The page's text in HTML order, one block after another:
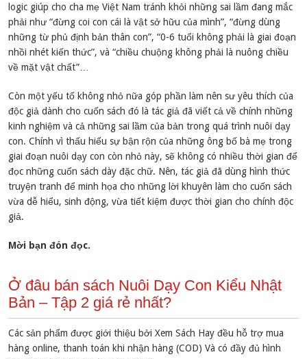
logic giúp cho cha mẹ Việt Nam tránh khỏi những sai lầm đang mắc
phải như “đừng coi con cái là vật sở hữu của mình”, “đừng dùng
những từ phủ định bản thân con”, “0-6 tuổi không phải là giai đoạn
nhồi nhét kiến thức”, và “chiều chuộng không phải là nuông chiều
về mặt vật chất”…
Còn một yếu tố không nhỏ nữa góp phần làm nên sư yêu thích của
độc giả dành cho cuốn sách đó là tác giả đã viết cả về chính những
kinh nghiệm và cả những sai lầm của bản trong quá trình nuôi dạy
con. Chính vì thấu hiểu sự bận rộn của những ông bố bà mẹ trong
giai đoạn nuôi dạy con còn nhỏ này, sẽ không có nhiều thời gian để
đọc những cuốn sách dày đặc chữ. Nên, tác giả đã dùng hình thức
truyện tranh để minh họa cho những lời khuyên làm cho cuốn sách
vừa dễ hiểu, sinh động, vừa tiết kiệm được thời gian cho chính độc
giả.
Mời bạn đón đọc.
Ở đâu bán sách Nuôi Dạy Con Kiểu Nhật
Bản – Tập 2 giá rẻ nhất?
Các sản phẩm được giới thiệu bởi Xem Sách Hay đều hỗ trợ mua
hàng online, thanh toán khi nhận hàng (COD) Và có đầy đủ hình